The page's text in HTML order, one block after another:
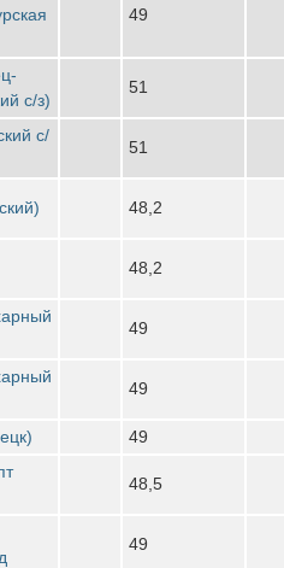
49
с/з)
51
с/
51
48,2
48,2
49
49
49
48,5
49